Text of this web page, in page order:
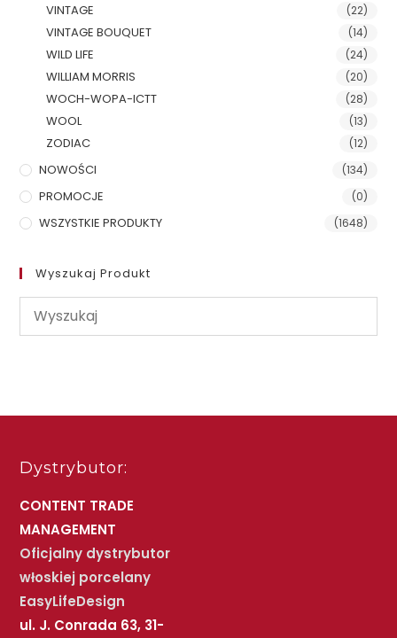
VINTAGE (22)
VINTAGE BOUQUET (14)
WILD LIFE (24)
WILLIAM MORRIS (20)
WOCH-WOPA-ICTT (28)
WOOL (13)
ZODIAC (12)
NOWOŚCI (134)
PROMOCJE (0)
WSZYSTKIE PRODUKTY (1648)
Wyszukaj Produkt
Dystrybutor:
CONTENT TRADE
MANAGEMENT
Oficjalny dystrybutor
włoskiej porcelany
EasyLifeDesign
ul. J. Conrada 63, 31-